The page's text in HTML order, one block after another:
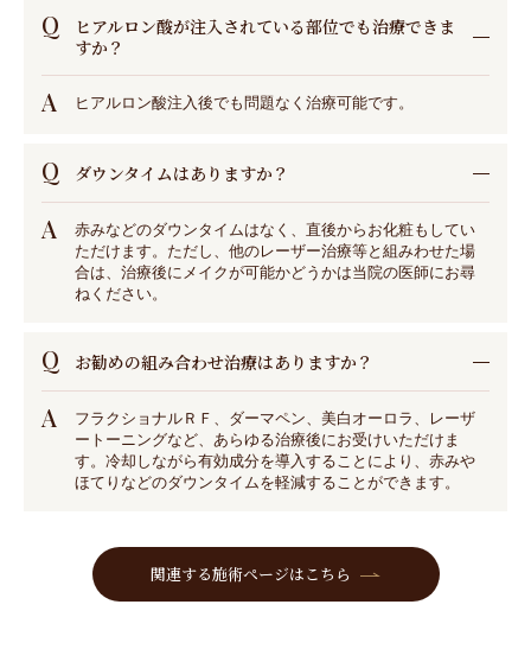
Q
ヒアルロン酸が注入されている部位でも治療できま
すか？
A ヒアルロン酸注入後でも問題なく治療可能です。
Q ダウンタイムはありますか？
A
赤みなどのダウンタイムはなく、直後からお化粧もしてい
ただけます。ただし、他のレーザー治療等と組みわせた場
合は、治療後にメイクが可能かどうかは当院の医師にお尋
ねください。
Q お勧めの組み合わせ治療はありますか？
A
フラクショナルＲＦ、ダーマペン、美白オーロラ、レーザ
ートーニングなど、あらゆる治療後にお受けいただけま
す。冷却しながら有効成分を導入することにより、赤みや
ほてりなどのダウンタイムを軽減することができます。
関連する施術ページはこちら